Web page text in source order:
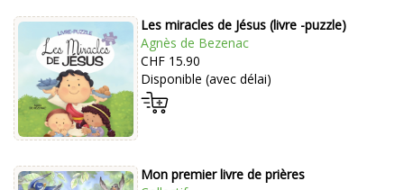
Les miracles de Jésus (livre -puzzle)
Agnès de Bezenac
CHF 15.90
Disponible (avec délai)
Mon premier livre de prières